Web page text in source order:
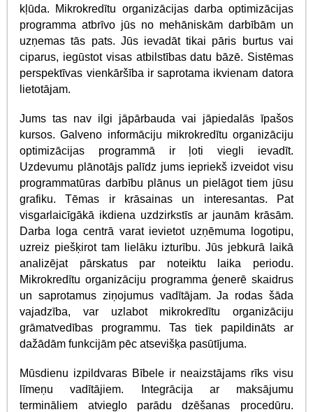
kļūda. Mikrokredītu organizācijas darba optimizācijas
programma atbrīvo jūs no mehāniskām darbībām un
uzņemas tās pats. Jūs ievadāt tikai pāris burtus vai
ciparus, iegūstot visas atbilstības datu bāzē. Sistēmas
perspektīvas vienkāršība ir saprotama ikvienam datora
lietotājam.
Jums tas nav ilgi jāpārbauda vai jāpiedalās īpašos
kursos. Galveno informāciju mikrokredītu organizāciju
optimizācijas programmā ir ļoti viegli ievadīt.
Uzdevumu plānotājs palīdz jums iepriekš izveidot visu
programmatūras darbību plānus un pielāgot tiem jūsu
grafiku. Tēmas ir krāsainas un interesantas. Pat
visgarlaicīgākā ikdiena uzdzirkstīs ar jaunām krāsām.
Darba loga centrā varat ievietot uzņēmuma logotipu,
uzreiz piešķirot tam lielāku izturību. Jūs jebkurā laikā
analizējat pārskatus par noteiktu laika periodu.
Mikrokredītu organizāciju programma ģenerē skaidrus
un saprotamus ziņojumus vadītājam. Ja rodas šāda
vajadzība, var uzlabot mikrokredītu organizāciju
grāmatvedības programmu. Tas tiek papildināts ar
dažādām funkcijām pēc atsevišķa pasūtījuma.
Mūsdienu izpildvaras Bībele ir neaizstājams rīks visu
līmeņu vadītājiem. Integrācija ar maksājumu
termināliem atvieglo parādu dzēšanas procedūru.